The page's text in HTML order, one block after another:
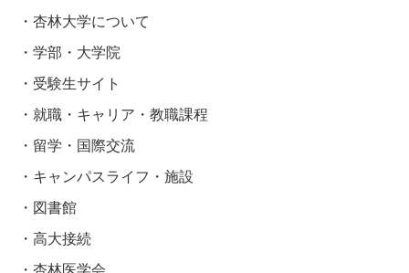
杏林大学について
学部・大学院
受験生サイト
就職・キャリア・教職課程
留学・国際交流
キャンパスライフ・施設
図書館
高大接続